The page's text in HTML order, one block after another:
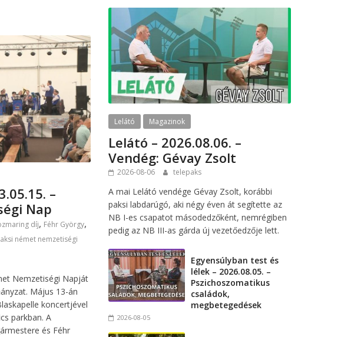
–
Nap
díj, Féhr György,
német nemzetiségi
Nemzetiségi Napját
Május 13-án
koncertjével
parkban. A
és Féhr
Lelátó Magazinok
Lelátó – 2026.08.06. –
Vendég: Gévay Zsolt
2026-08-06 telepaks
A mai Lelátó vendége Gévay Zsolt, korábbi
paksi labdarúgó, aki négy éven át segítette az
NB I-es csapatot másodedzőként, nemrégiben
pedig az NB III-as gárda új vezetőedzője lett.
Egyensúlyban test és
lélek – 2026.08.05. –
Pszichoszomatikus
családok,
megbetegedések
2026-08-05